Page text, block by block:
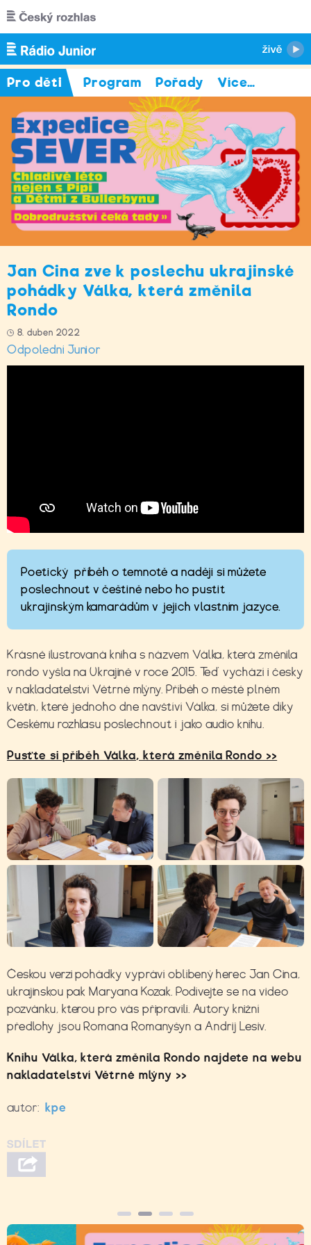
Přejít k hlavnímu obsahu
Pro děti Program Pořady Více…
Jan Cina zve k poslechu ukrajinské
pohádky Válka, která změnila
Rondo
8. duben 2022
Odpolední Junior
Poetický příběh o temnotě a naději si můžete
poslechnout v češtině nebo ho pustit
ukrajinským kamarádům v jejich vlastním jazyce.
Krásně ilustrovaná kniha s názvem Válka, která změnila
rondo vyšla na Ukrajině v roce 2015. Teď vychází i česky
v nakladatelství Větrné mlýny. Příběh o městě plném
květin, které jednoho dne navštíví Válka, si můžete díky
Českému rozhlasu poslechnout i jako audio knihu.
Pusťte si příběh Válka, která změnila Rondo >>
Českou verzi pohádky vypráví oblíbený herec Jan Cina,
ukrajinskou pak Maryana Kozak. Podívejte se na video
pozvánku, kterou pro vás připravili. Autory knižní
předlohy jsou Romana Romanyšyn a Andrij Lesiv.
Knihu Válka, která změnila Rondo najdete na webu
nakladatelství Větrné mlýny >>
autor: kpe